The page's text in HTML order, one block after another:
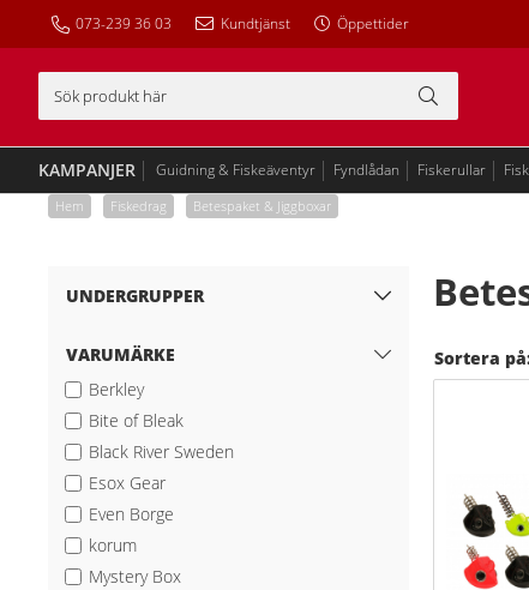
073-239 36 03 Kundtjänst Öppettider
Guidning & Fiskeäventyr Fyndlådan Fiskerullar
KAMPANJER
Hem Fiskedrag Betespaket & Jiggboxar
UNDERGRUPPER
VARUMÄRKE
Berkley
Bite of Bleak
Black River Sweden
Esox Gear
Even Borge
korum
Mystery Box
Sortera